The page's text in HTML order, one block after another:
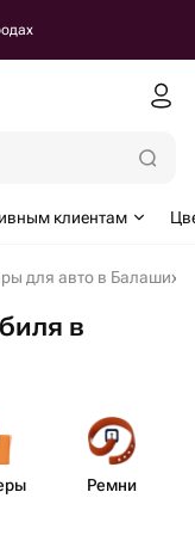
клиентам
для авто в Балашихе
в
Ремни